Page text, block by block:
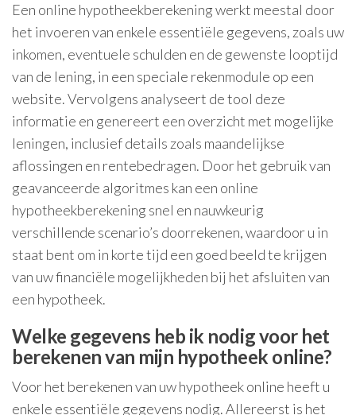
Een online hypotheekberekening werkt meestal door
het invoeren van enkele essentiële gegevens, zoals uw
inkomen, eventuele schulden en de gewenste looptijd
van de lening, in een speciale rekenmodule op een
website. Vervolgens analyseert de tool deze
informatie en genereert een overzicht met mogelijke
leningen, inclusief details zoals maandelijkse
aflossingen en rentebedragen. Door het gebruik van
geavanceerde algoritmes kan een online
hypotheekberekening snel en nauwkeurig
verschillende scenario’s doorrekenen, waardoor u in
staat bent om in korte tijd een goed beeld te krijgen
van uw financiële mogelijkheden bij het afsluiten van
een hypotheek.
Welke gegevens heb ik nodig voor het
berekenen van mijn hypotheek online?
Voor het berekenen van uw hypotheek online heeft u
enkele essentiële gegevens nodig. Allereerst is het